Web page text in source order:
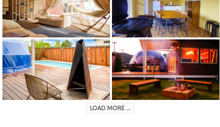
LOAD MORE ...